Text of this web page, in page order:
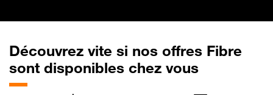
Découvrez vite si nos offres Fibre
sont disponibles chez vous